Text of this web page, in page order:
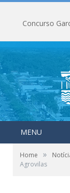
Concurso
MENU
Home »
Agrovilas